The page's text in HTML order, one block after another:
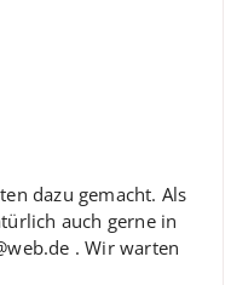
dazu gemacht. Als
auch gerne in
. Wir warten